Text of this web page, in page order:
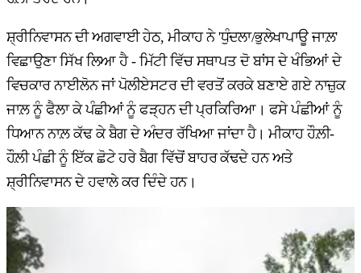
ਸ਼੍ਰੀਨਿਵਾਸਨ ਦੀ ਅਗਵਾਈ ਹੇਠ, ਮੀਕਾਹ ਨੇ 'ਧੁੰਦਲਾ/ਭੁਲੇਖਾਪਾਊ ਜਾਲ਼'
ਵਿਛਾਉਣਾ ਸਿੱਖ ਲਿਆ ਹੈ - ਮਿੱਟੀ ਵਿੱਚ ਸਥਾਪਤ ਦੋ ਬਾਂਸ ਦੇ ਖੰਭਿਆਂ ਦੇ
ਵਿਚਕਾਰ ਨਾਈਲੋਨ ਜਾਂ ਪੋਲੀਏਸਟਰ ਦੀ ਵਰਤੋਂ ਕਰਕੇ ਬਣਾਏ ਗਏ ਨਾਜ਼ੁਕ
ਜਾਲ਼ ਨੂੰ ਫੈਲਾ ਕੇ ਪੰਛੀਆਂ ਨੂੰ ਫੜ੍ਹਨ ਦੀ ਪ੍ਰਕਿਰਿਆ। ਫਸੇ ਪੰਛੀਆਂ ਨੂੰ
ਧਿਆਨ ਨਾਲ਼ ਕੱਢ ਕੇ ਬੈਗ ਦੇ ਅੰਦਰ ਰੱਖਿਆ ਜਾਂਦਾ ਹੈ। ਮੀਕਾਹ ਹੌਲ਼ੀ-
ਹੌਲ਼ੀ ਪੰਛੀ ਨੂੰ ਇੱਕ ਛੋਟੇ ਹਰੇ ਬੈਗ ਵਿੱਚੋਂ ਬਾਹਰ ਕੱਢਦੇ ਹਨ ਅਤੇ
ਸ਼੍ਰੀਨਿਵਾਸਨ ਦੇ ਹਵਾਲੇ ਕਰ ਦਿੰਦੇ ਹਨ।